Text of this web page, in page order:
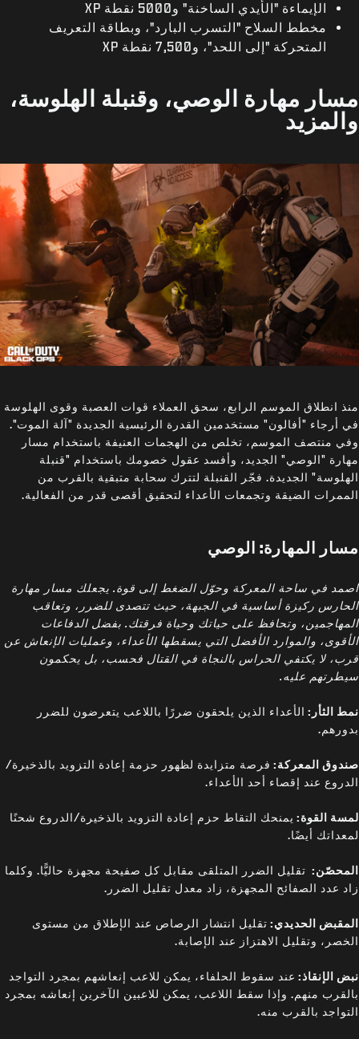
الإيماءة "الأيدي الساخنة" و5000 نقطة XP
مخطط السلاح "التسرب البارد"، وبطاقة التعريف
المتحركة "إلى اللحد"، و7,500 نقطة XP
مسار مهارة الوصي، وقنبلة الهلوسة،
والمزيد
منذ انطلاق الموسم الرابع، سحق العملاء قوات العصبة وقوى الهلوسة
في أرجاء "أفالون" مستخدمين القدرة الرئيسية الجديدة "آلة الموت".
وفي منتصف الموسم، تخلص من الهجمات العنيفة باستخدام مسار
مهارة "الوصي" الجديد، وأفسد عقول خصومك باستخدام "قنبلة
الهلوسة" الجديدة. فجّر القنبلة لتترك سحابة متبقية بالقرب من
الممرات الضيقة وتجمعات الأعداء لتحقيق أقصى قدر من الفعالية.
مسار المهارة: الوصي
اصمد في ساحة المعركة وحوّل الضغط إلى قوة. يجعلك مسار مهارة
الحارس ركيزة أساسية في الجبهة، حيث تتصدى للضرر، وتعاقب
المهاجمين، وتحافظ على حياتك وحياة فرقتك. بفضل الدفاعات
الأقوى، والموارد الأفضل التي يسقطها الأعداء، وعمليات الإنعاش عن
قرب، لا يكتفي الحراس بالنجاة في القتال فحسب، بل يحكمون
سيطرتهم عليه.
نمط الثأر: الأعداء الذين يلحقون ضررًا باللاعب يتعرضون للضرر
بدورهم.
صندوق المعركة: فرصة متزايدة لظهور حزمة إعادة التزويد بالذخيرة/
الدروع عند إقصاء أحد الأعداء.
لمسة القوة: يمنحك التقاط حزم إعادة التزويد بالذخيرة/الدروع شحنًا
لمعداتك أيضًا.
المحصّن: تقليل الضرر المتلقى مقابل كل صفيحة مجهزة حاليًّا. وكلما
زاد عدد الصفائح المجهزة، زاد معدل تقليل الضرر.
المقبض الحديدي: تقليل انتشار الرصاص عند الإطلاق من مستوى
الخصر، وتقليل الاهتزاز عند الإصابة.
نبض الإنقاذ: عند سقوط الحلفاء، يمكن للاعب إنعاشهم بمجرد التواجد
بالقرب منهم. وإذا سقط اللاعب، يمكن للاعبين الآخرين إنعاشه بمجرد
التواجد بالقرب منه.